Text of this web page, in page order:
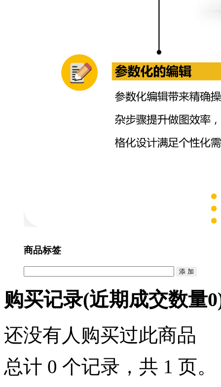
商品标签
购买记录(近期成交数量0
还没有人购买过此商品
总计 0 个记录，共 1 页。